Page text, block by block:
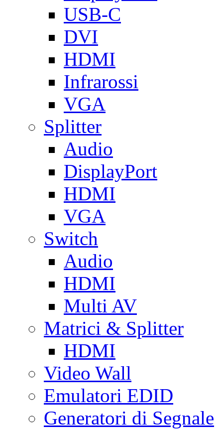
USB-C
DVI
HDMI
Infrarossi
VGA
Splitter
Audio
DisplayPort
HDMI
VGA
Switch
Audio
HDMI
Multi AV
Matrici & Splitter
HDMI
Video Wall
Emulatori EDID
Generatori di Segnale